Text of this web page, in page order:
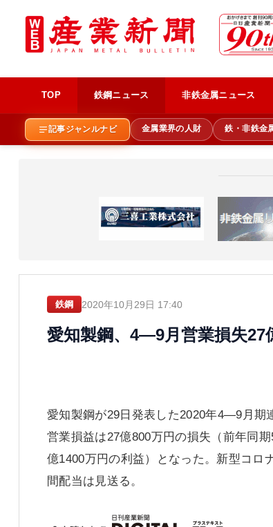
TOP 鉄鋼ニュース 非鉄金属ニュース
記事ジャンルナビ 金属業界の人財 鉄・非鉄金
鉄鋼 2020年10月29日 17:40
愛知製鋼、4―9月営業損失
愛知製鋼が29日発表した2020年4―9月期
営業損益は27億800万円の損失（前年同
億1400万円の利益）となった。新型コロ
間配当は見送る。